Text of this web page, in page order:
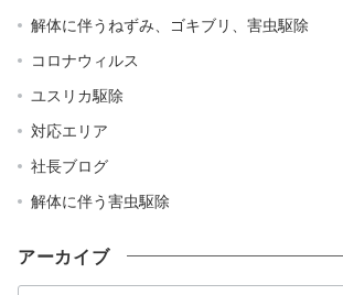
解体に伴うねずみ、ゴキブリ、害虫駆除
コロナウィルス
ユスリカ駆除
対応エリア
社長ブログ
解体に伴う害虫駆除
アーカイブ